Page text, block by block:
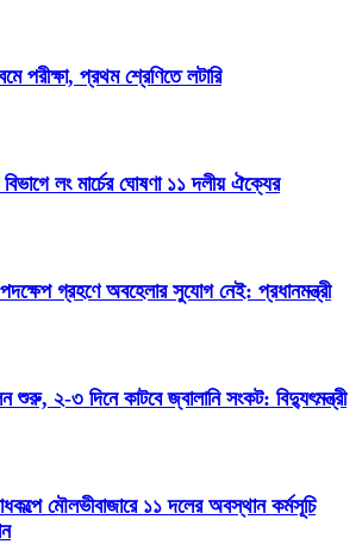
পরীক্ষা, প্রথম শ্রেণিতে লটারি
লং মার্চের ঘোষণা ১১ দলীয় ঐক্যের
গ্রহণে অবহেলার সুযোগ নেই: প্রধানমন্ত্রী
শুরু, ২-৩ দিনে কাটবে জ্বালানি সংকট: বিদ্যুৎমন্ত্রী
মৌলভীবাজারে ১১ দলের অবস্থান কর্মসূচি